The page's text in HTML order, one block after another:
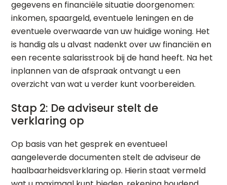
gegevens en financiële situatie doorgenomen:
inkomen, spaargeld, eventuele leningen en de
eventuele overwaarde van uw huidige woning. Het
is handig als u alvast nadenkt over uw financiën en
een recente salarisstrook bij de hand heeft. Na het
inplannen van de afspraak ontvangt u een
overzicht van wat u verder kunt voorbereiden.
Stap 2: De adviseur stelt de
verklaring op
Op basis van het gesprek en eventueel
aangeleverde documenten stelt de adviseur de
haalbaarheidsverklaring op. Hierin staat vermeld